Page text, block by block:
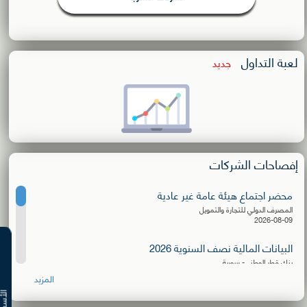
لعبة التداول جديد
إفصاحات الشركات
محضر اجتماع هيئة عامة غير عادية
المصرف الدولي للتجارة والتمويل
2026-08-09
البيانات المالية نصف السنوية 2026
بنك قطر الوطني- سورية
إعلان توزيع كسور الأسهم المجانية
المزيد